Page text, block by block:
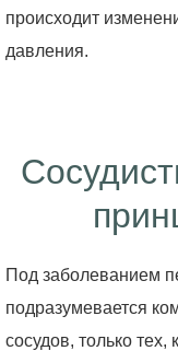
происходит
давления.
Под заболеванием
подразумевается
сосудов, только